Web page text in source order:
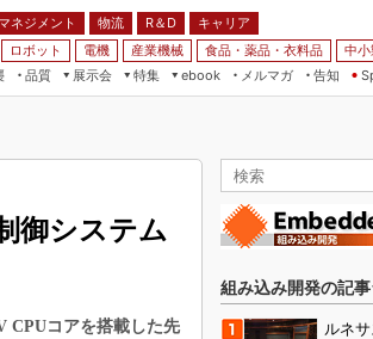
ネジメント 物流 R＆D
キャリア
ロボット 電機 産業機械 食品・薬品・衣料品
中
品質
展示会
特集
ebook
メルマガ
告知
御システム
CPUコアを搭載した先
組み込み開発の記
ルネ